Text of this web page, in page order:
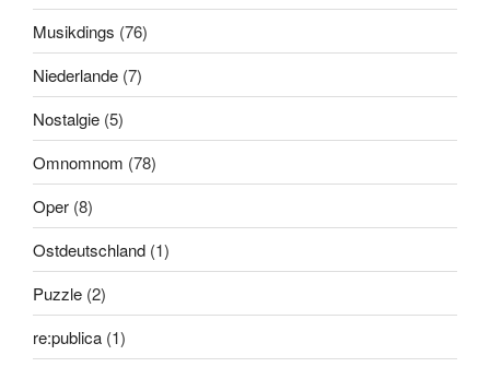
Musikdings (76)
Niederlande (7)
Nostalgie (5)
Omnomnom (78)
Oper (8)
Ostdeutschland (1)
Puzzle (2)
re:publica (1)